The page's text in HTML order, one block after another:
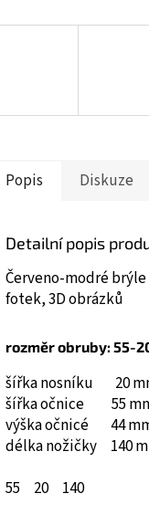
Popis Diskuze
Detailní popis
Červeno-modré
fotek, 3D obrázků
rozměr obruby: 55-
šířka nosníku 20
šířka očnice 55
výška očnicé 44
délka nožičky 140
55
20140